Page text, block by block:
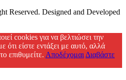
Reserved. Designed and Developed
cookies για να βελτιώσει την
ότι είστε εντάξει με αυτό, αλλά
επιθυμείτε. Αποδέχομαι Διαβάστε